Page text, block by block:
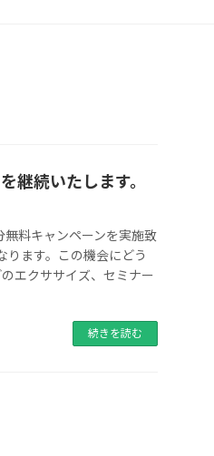
継続いたします。
料キャンペーンを実施致
ります。この機会にどう
エクササイズ、セミナー
続きを読む